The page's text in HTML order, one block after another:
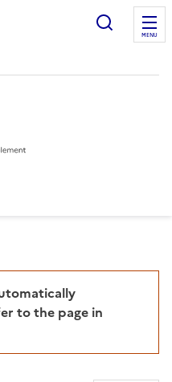
Ouvrir
MENU
to the page in